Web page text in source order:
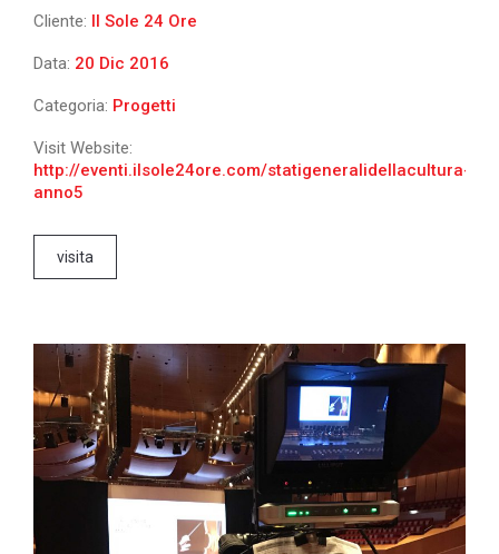
Cliente: Il Sole 24 Ore
Data: 20 Dic 2016
Categoria: Progetti
Visit Website:
http://eventi.ilsole24ore.com/statigeneralidellacultura-
anno5
visita